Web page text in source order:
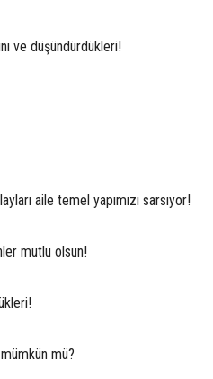
ve düşündürdükleri!
aile temel yapımızı sarsıyor!
mutlu olsun!
mü?